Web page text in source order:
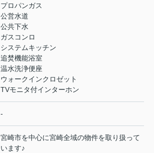
プロパンガス
公営水道
公共下水
ガスコンロ
システムキッチン
追焚機能浴室
温水洗浄便座
ウォークインクロゼット
TVモニタ付インターホン
-
宮崎市を中心に宮崎全域の物件を取り扱って
います♪